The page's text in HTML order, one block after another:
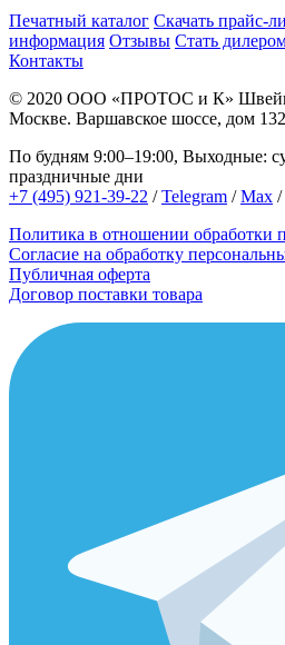
Печатный каталог Скачать прайс-
информация Отзывы Стать
Контакты
© 2020 ООО «ПРОТОС и К»
Москве. Варшавское шоссе, дом
По будням 9:00–19:00, Выходные:
праздничные дни
+7 (495) 921-39-22 /Telegram /Max /
Политика в отношении обработки
Согласие на обработку
Публичная оферта
Договор поставки товара